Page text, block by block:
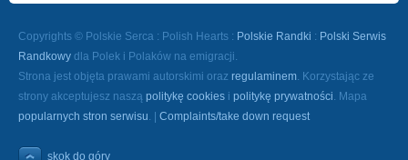
Copyrights © Polskie Serca : Polish Hearts : Polskie Randki : Polski Serwis
Randkowy dla Polek i Polaków na emigracji.
Strona jest objęta prawami autorskimi oraz regulaminem. Korzystając ze
strony akceptujesz naszą politykę cookies i politykę prywatności. Mapa
popularnych stron serwisu. | Complaints/take down request
skok do góry